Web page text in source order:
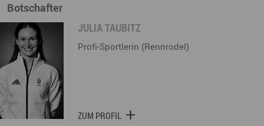
Botschafter
JULIA TAUBITZ
Profi-Sportlerin (Rennrodel)
ZUM PROFIL